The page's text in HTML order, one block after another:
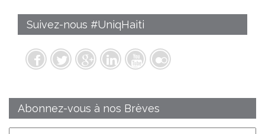
Suivez-nous #UniqHaiti
Abonnez-vous à nos Brèves